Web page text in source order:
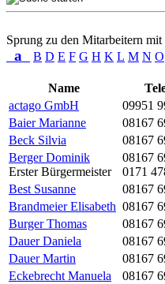
Sprung zu den Mitarbeitern
a B D E F G H K L M N O
Name
actago GmbH
09951
Baier Marianne
08167
Beck Silvia
08167
Berger Dominik
Erster Bürgermeister
08167
0171
Best Susanne
08167
Brandmeier Elisabeth 08167
Burger Thomas
08167
Dauer Daniela
08167
Dauer Martin
08167
Eckebrecht Manuela
08167